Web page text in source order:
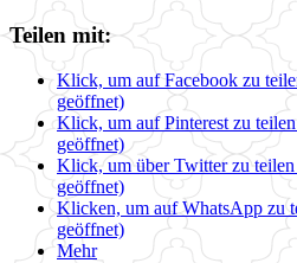
Teilen mit:
Klick, um auf Facebook zu
geöffnet)
Klick, um auf Pinterest zu
geöffnet)
Klick, um über Twitter zu
geöffnet)
Klicken, um auf WhatsApp zu
geöffnet)
Mehr